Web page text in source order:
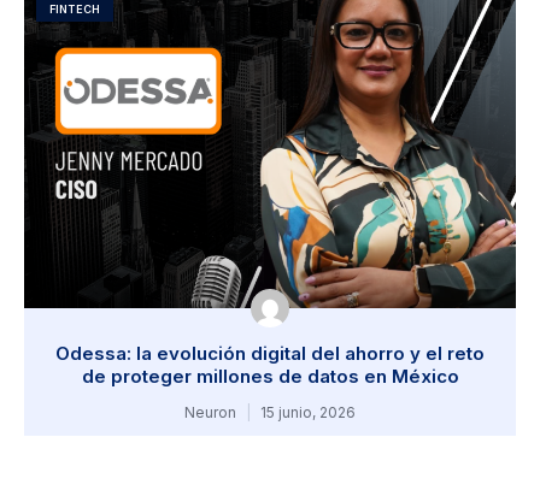
FINTECH
Odessa: la evolución digital del ahorro y el reto
de proteger millones de datos en México
Neuron 15 junio, 2026